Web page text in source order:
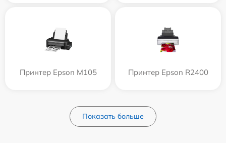
Принтер Epson M105 Принтер Epson R2400
Показать больше